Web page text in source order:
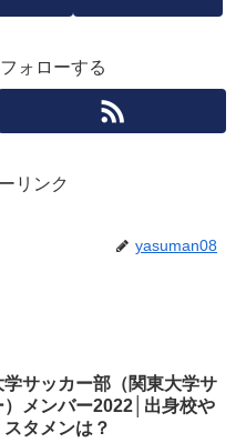
ォローする
リンク
yasuman08
学サッカー部（関東大学サ
）メンバー2022│出身校や
スタメンは？